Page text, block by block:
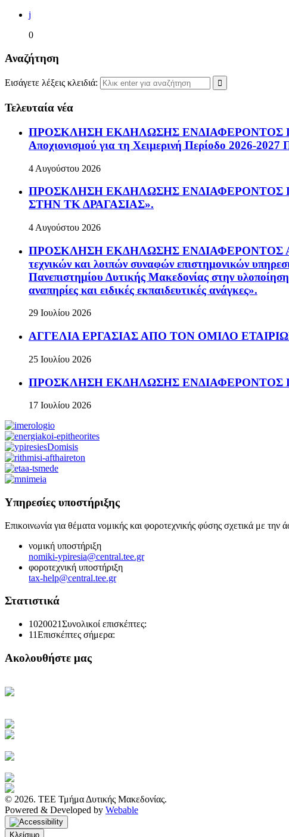
j
0
Αναζήτηση
Εισάγετε λέξεις κλειδιά:
Τελευταία νέα
ΠΡΟΣΚΛΗΣΗ ΕΚΔΗΛΩΣΗΣ ΕΝΔΙΑΦΕΡΟΝΤΟΣ
Αποχιονισμού για τη Χειμερινή Περίοδο 2026-
4 Αυγούστου 2026
ΠΡΟΣΚΛΗΣΗ ΕΚΔΗΛΩΣΗΣ ΕΝΔΙΑΦΕΡΟΝΤΟΣ
ΣΤΗΝ ΤΚ ΔΡΑΓΑΣΙΑΣ».
4 Αυγούστου 2026
ΠΡΟΣΚΛΗΣΗ ΕΚΔΗΛΩΣΗΣ ΕΝΔΙΑΦΕΡΟΝΤΟΣ
τεχνικών και λοιπών συναφών επιστημονικών
Πανεπιστημίου Δυτικής Μακεδονίας στην
αναπηρίες και ειδικές εκπαιδευτικές ανάγκες».
29 Ιουλίου 2026
ΑΓΓΕΛΙΑ ΕΡΓΑΣΙΑΣ ΑΠΟ ΤΟΝ ΟΜΙΛΟ
25 Ιουλίου 2026
ΠΡΟΣΚΛΗΣΗ ΕΚΔΗΛΩΣΗΣ ΕΝΔΙΑΦΕΡΟΝΤΟΣ
17 Ιουλίου 2026
Υπηρεσίες υποστήριξης
Επικοινωνία για θέματα νομικής και φοροτεχνικής φύσης σχετικά με
νομική υποστήριξη
nomiki-ypiresia@central.tee.gr
φοροτεχνική υποστήριξη
tax-help@central.tee.gr
Στατιστικά
1020021Συνολικοί επισκέπτες:
11Επισκέπτες σήμερα:
Ακολουθήστε μας
© 2026. ΤΕΕ Τμήμα Δυτικής Μακεδονίας.
Powered & Developed by Webable
Κλείσιμο